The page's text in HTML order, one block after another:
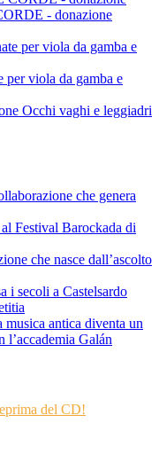
- donazione
viola da gamba e
Occhi vaghi e leggiadri
che genera
Festival Barockada di
che nasce dall’ascolto
i secoli a Castelsardo
musica antica diventa un
l’accademia Galán
del CD!